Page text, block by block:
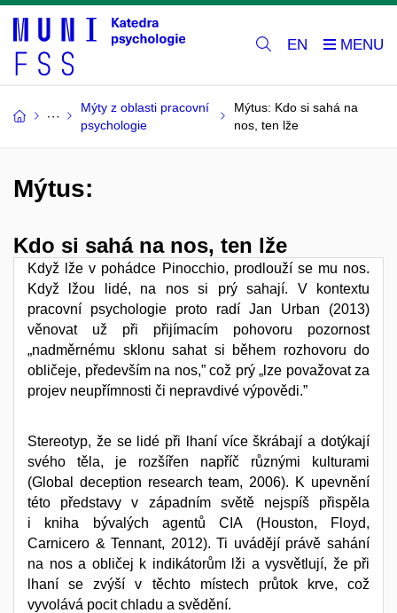
EN
Mýty z oblasti pracovní
psychologie
Mýtus: Kdo si sahá na
nos, ten lže
Mýtus:
Kdo si sahá na nos, ten lže
Když lže v pohádce Pinocchio, prodlouží se mu nos.
Když lžou lidé, na nos si prý sahají. V kontextu
pracovní psychologie proto radí Jan Urban (2013)
věnovat už při přijímacím pohovoru pozornost
„nadměrnému sklonu sahat si během rozhovoru do
obličeje, především na nos,” což prý „lze považovat za
projev neupřímnosti či nepravdivé výpovědi.”
Stereotyp, že se lidé při lhaní více škrábají a dotýkají
svého těla, je rozšířen napříč různými kulturami
(Global deception research team, 2006). K upevnění
této představy v západním světě nejspíš přispěla
i kniha bývalých agentů CIA (Houston, Floyd,
Carnicero & Tennant, 2012). Ti uvádějí právě sahání
na nos a obličej k indikátorům lži a vysvětlují, že při
lhaní se zvýší v těchto místech průtok krve, což
vyvolává pocit chladu a svědění.